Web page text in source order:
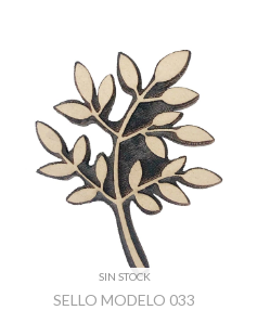
SIN STOCK
SELLO MODELO 033